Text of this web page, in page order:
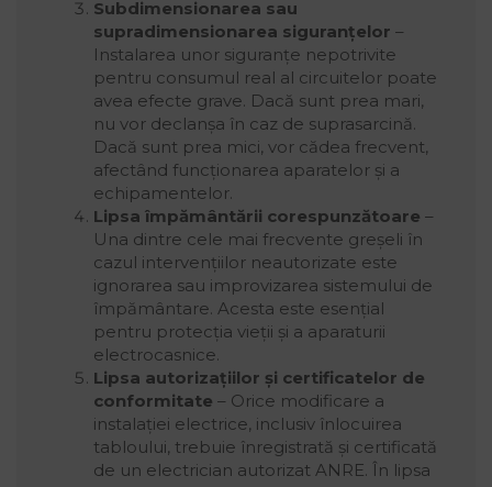
Subdimensionarea sau
supradimensionarea siguranțelor –
Instalarea unor siguranțe nepotrivite
pentru consumul real al circuitelor poate
avea efecte grave. Dacă sunt prea mari,
nu vor declanșa în caz de suprasarcină.
Dacă sunt prea mici, vor cădea frecvent,
afectând funcționarea aparatelor și a
echipamentelor.
Lipsa împământării corespunzătoare –
Una dintre cele mai frecvente greșeli în
cazul intervențiilor neautorizate este
ignorarea sau improvizarea sistemului de
împământare. Acesta este esențial
pentru protecția vieții și a aparaturii
electrocasnice.
Lipsa autorizațiilor și certificatelor de
conformitate – Orice modificare a
instalației electrice, inclusiv înlocuirea
tabloului, trebuie înregistrată și certificată
de un electrician autorizat ANRE. În lipsa